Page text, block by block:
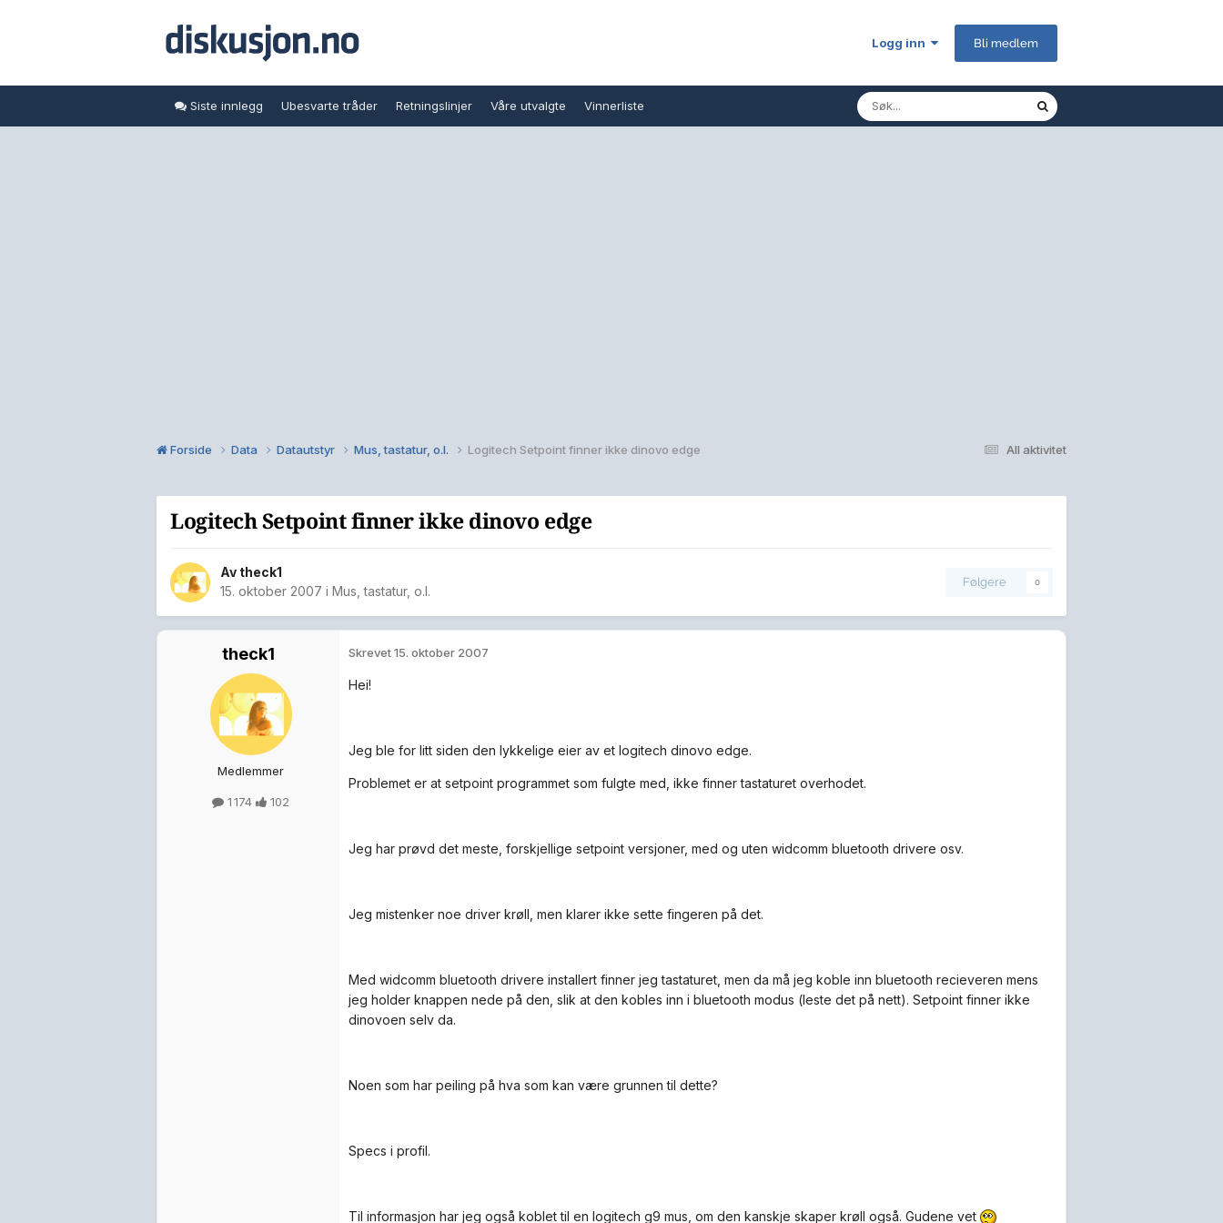
Logg inn Bli medlem
Siste innlegg Ubesvarte tråder Retningslinjer Våre utvalgte Vinnerliste
All aktivitet
Forside Data Datautstyr Mus, tastatur, o.l. Logitech Setpoint finner ikke dinovo edge
Logitech Setpoint finner ikke dinovo edge
Av theck1
15. oktober 2007 i Mus, tastatur, o.l.
Følgere 0
theck1
Medlemmer
1 174 102
Skrevet15. oktober 2007
Hei!
Jeg ble for litt siden den lykkelige eier av et logitech dinovo edge.
Problemet er at setpoint programmet som fulgte med, ikke finner tastaturet overhodet.
Jeg har prøvd det meste, forskjellige setpoint versjoner, med og uten widcomm bluetooth drivere osv.
Jeg mistenker noe driver krøll, men klarer ikke sette fingeren på det.
Med widcomm bluetooth drivere installert finner jeg tastaturet, men da må jeg koble inn bluetooth recieveren mens
jeg holder knappen nede på den, slik at den kobles inn i bluetooth modus (leste det på nett). Setpoint finner ikke
dinovoen selv da.
Noen som har peiling på hva som kan være grunnen til dette?
Specs i profil.
Til informasjon har jeg også koblet til en logitech g9 mus, om den kanskje skaper krøll også. Gudene vet